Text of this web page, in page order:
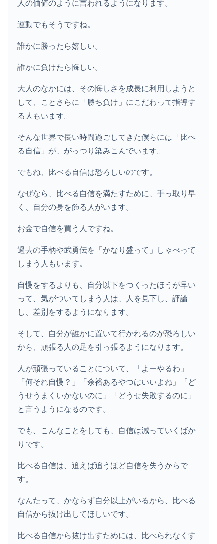
人の価値のように言われるようになります。
運動でもそうですね。
誰かに勝ったら嬉しい。
誰かに負けたら悔しい。
大人のなかには、その悔しさを成長に利用しようと
して、ことさらに「勝ち負け」にこだわって指導す
る人もいます。
そんな世界で長い時間過ごしてきた僕らには「比べ
る自信」が、がっつり染みこんでいます。
でもね、比べる自信は恐ろしいのです。
なぜなら、比べる自信を満たすために、手っ取り早
く、自分の身を飾る人がいます。
お金で自信を買う人ですね。
過去の手柄や武勇伝を「かなり盛って」しゃべって
しまう人もいます。
自慢をするよりも、自分以下をつくったほうが早い
って、気がついてしまう人は、人を見下し、評論
し、差別をするようになります。
そして、自分が誰かに置いて行かれるのが恐ろしい
から、頑張る人の足を引っ張るようになります。
人が頑張っていることについて、「よーやるわ」
「何それ自慢？」「余裕あるやつはいいよね」「ど
うせうまくいかないのに」「どうせ失敗するのに」
と言うようになるのです。
でも、こんなことをしても、自信は減っていくばか
りです。
比べる自信は、追えば追うほど自信を失うからで
す。
なんたって、かならず自分以上がいるから、比べる
自信から抜け出してほしいです。
比べる自信から抜け出すためには、比べられなくす